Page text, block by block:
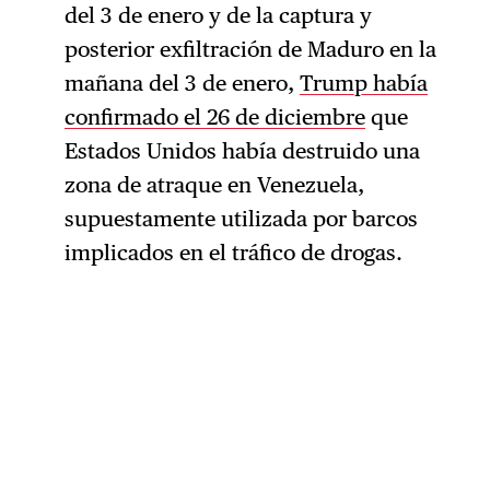
del 3 de enero y de la captura y
posterior exfiltración de Maduro en la
mañana del 3 de enero, Trump había
confirmado el 26 de diciembreque
Estados Unidos había destruido una
zona de atraque en Venezuela,
supuestamente utilizada por barcos
implicados en el tráfico de drogas.